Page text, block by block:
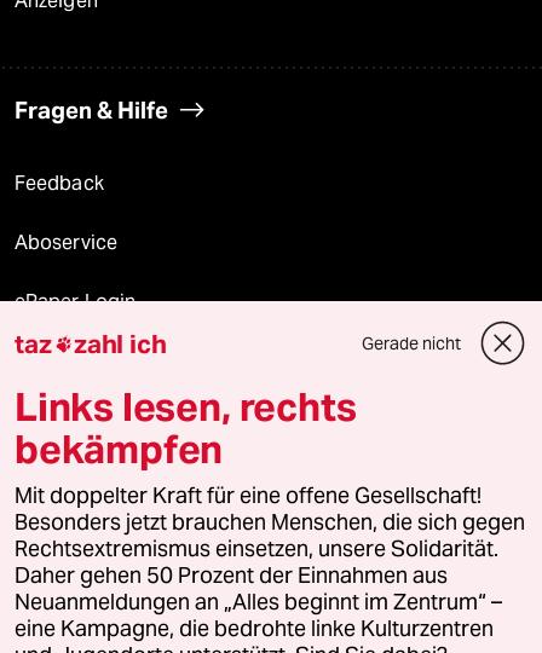
Fragen & Hilfe
Feedback
Aboservice
ePaper Login
Downloads für Abonnierende
© 2026 taz Verlags und Vertriebs GmbH
Alle Rechte vorbehalten. Bei rechtlichen Fragen oder für Genehmigungen
wenden Sie sich bitte an
lizenzen@taz.de
Feedback Redaktionsstatut Kommune-Richtlinien
Leitlinie Informant Datenschutz Impressum AGB
taz zahl ich Gerade nicht
Links lesen, rechts
bekämpfen
Mit doppelter Kraft für eine offene Gesellschaft!
Besonders jetzt brauchen Menschen, die sich gegen
Rechtsextremismus einsetzen, unsere Solidarität.
Daher gehen 50 Prozent der Einnahmen aus
Neuanmeldungen an „Alles beginnt im Zentrum“ –
eine Kampagne, die bedrohte linke Kulturzentren